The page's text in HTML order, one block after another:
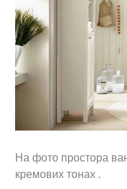
На фото простора
кремових тонах .